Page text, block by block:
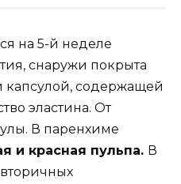
на 5-й неделе
снаружи покрыта
капсулой, содержащей
эластина. От
В паренхиме
и красная пульпа. В